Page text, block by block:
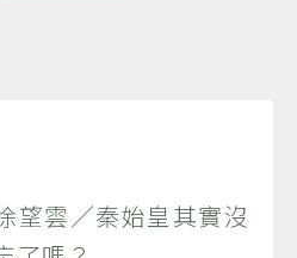
雲／秦始皇其實沒